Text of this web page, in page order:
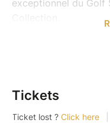
exceptionnel du Golf
la posture.
Tickets